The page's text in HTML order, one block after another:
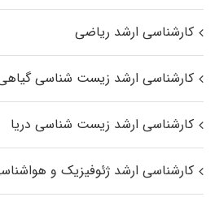
کارشناسی ارشد ریاضی
کارشناسی ارشد زیست‌ شناسی
کارشناسی ارشد زیست‌ شناسی دریا
کارشناسی ارشد ژئوفیزیک و